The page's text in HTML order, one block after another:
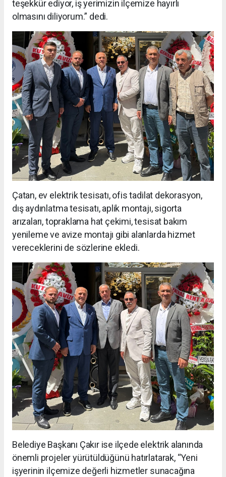
teşekkür ediyor, iş yerimizin ilçemize hayırlı
olmasını diliyorum.” dedi.
Çatan, ev elektrik tesisatı, ofis tadilat dekorasyon,
dış aydınlatma tesisatı, aplik montajı, sigorta
arızaları, topraklama hat çekimi, tesisat bakım
yenileme ve avize montajı gibi alanlarda hizmet
vereceklerini de sözlerine ekledi.
Belediye Başkanı Çakır ise ilçede elektrik alanında
önemli projeler yürütüldüğünü hatırlatarak, “Yeni
işyerinin ilçemize değerli hizmetler sunacağına